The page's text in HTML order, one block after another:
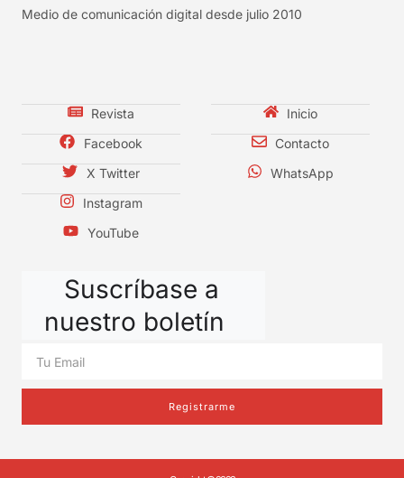
Medio de comunicación digital desde julio 2010
Revista
Facebook
X Twitter
Instagram
YouTube
Inicio
Contacto
WhatsApp
Suscríbase a
nuestro boletín
Registrarme